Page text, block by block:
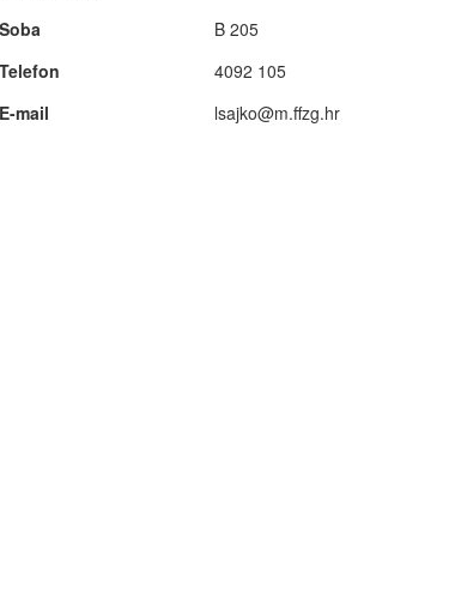
Soba
B 205
Telefon
4092 105
E-mail
lsajko@m.ffzg.hr